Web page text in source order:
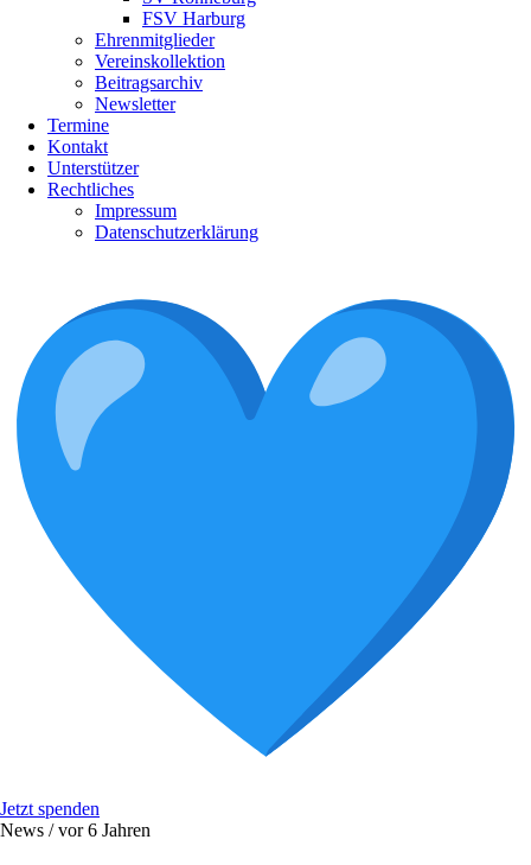
FSV Harburg
Ehrenmitglieder
Vereinskollektion
Beitragsarchiv
Newsletter
Termine
Kontakt
Unterstützer
Rechtliches
Impressum
Datenschutzerklärung
Jetzt spenden
News /vor 6 Jahren